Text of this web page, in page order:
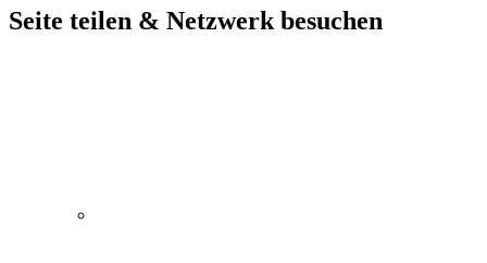
Seite teilen & Netzwerk besuchen